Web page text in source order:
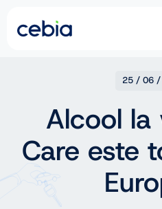
CZ
EN
RO
25 / 06
Alcool la
Care este